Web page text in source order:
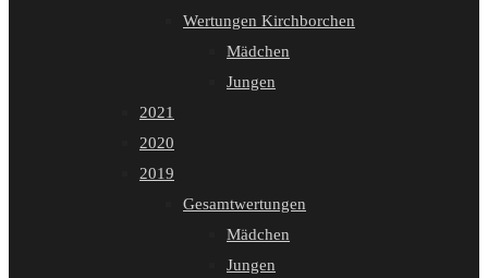
Wertungen Kirchborchen
Mädchen
Jungen
2021
2020
2019
Gesamtwertungen
Mädchen
Jungen